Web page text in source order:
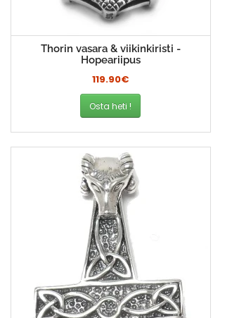
Thorin vasara & viikinkiristi -
Hopeariipus
119.90€
Osta heti !